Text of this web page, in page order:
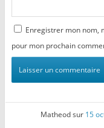
Enregistrer mon nom,
pour mon prochain
Matheodsur 15